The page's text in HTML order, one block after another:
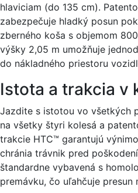
hlaviciam (do 135 cm).
zabezpečuje hladký posun
zberného koša s objemom
výšky 2,05 m umožňuje
do nákladného priestoru
Istota a trakcia v
Jazdite s istotou vo všetkých
na všetky štyri kolesá a
trakcie HTC™ garantujú
chránia trávnik pred
štandardne vybavená s
premávku, čo uľahčuje presun